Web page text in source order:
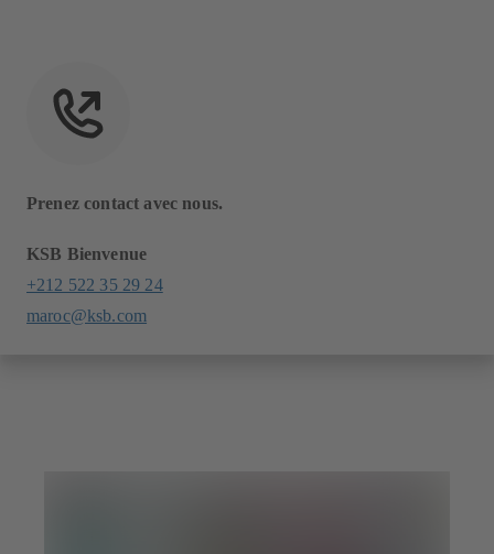
Prenez contact avec nous.
KSB Bienvenue
+212 522 35 29 24
maroc@ksb.com